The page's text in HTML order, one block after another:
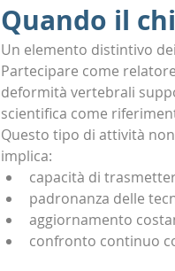
Quando il
Un elemento distintivo
Partecipare come
deformità vertebrali
scientifica come
Questo tipo di attività
implica:
capacità di
padronanza delle
aggiornamento
confronto continuo